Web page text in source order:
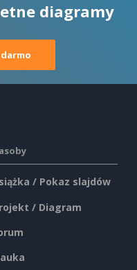
diagramy
/ Pokaz slajdów
/ Diagram